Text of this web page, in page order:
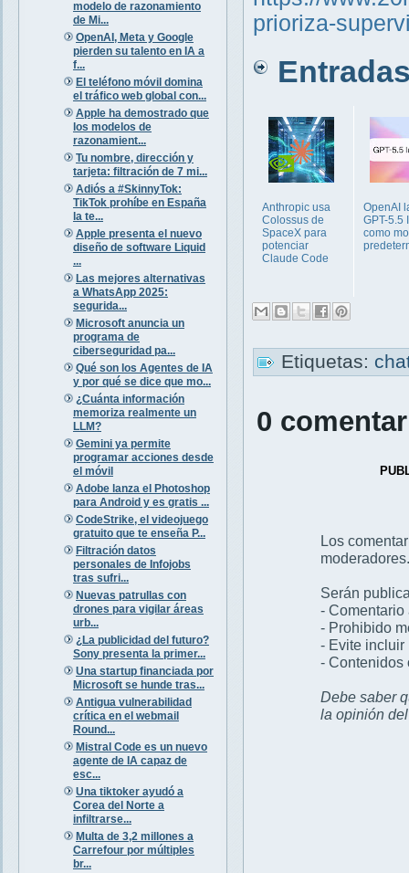
modelo de razonamiento
de Mi...
OpenAI, Meta y Google
pierden su talento en IA a
f...
El teléfono móvil domina
el tráfico web global con...
Apple ha demostrado que
los modelos de
razonamient...
Tu nombre, dirección y
tarjeta: filtración de 7 mi...
Adiós a #SkinnyTok:
TikTok prohíbe en España
la te...
Apple presenta el nuevo
diseño de software Liquid
...
Las mejores alternativas
a WhatsApp 2025:
segurida...
Microsoft anuncia un
programa de
ciberseguridad pa...
Qué son los Agentes de IA
y por qué se dice que mo...
¿Cuánta información
memoriza realmente un
LLM?
Gemini ya permite
programar acciones desde
el móvil
Adobe lanza el Photoshop
para Android y es gratis ...
CodeStrike, el videojuego
gratuito que te enseña P...
Filtración datos
personales de Infojobs
tras sufri...
Nuevas patrullas con
drones para vigilar áreas
urb...
¿La publicidad del futuro?
Sony presenta la primer...
Una startup financiada por
Microsoft se hunde tras...
Antigua vulnerabilidad
crítica en el webmail
Round...
Mistral Code es un nuevo
agente de IA capaz de
esc...
Una tiktoker ayudó a
Corea del Norte a
infiltrarse...
Multa de 3,2 millones a
Carrefour por múltiples
br...
prioriza-
Entradas
Anthropic usa
Colossus de
SpaceX para
potenciar
Claude Code
OpenAI
GPT-5.5
como
Etiquetas:
0
Los
moderadores.
Serán
- Comentario
- Prohibido
- Evite incluir
- Contenidos
Debe saber
la opinión